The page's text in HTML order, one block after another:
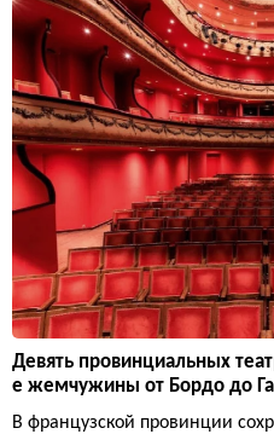
Девять провинциальных
е жемчужины от Бордо до
В французской провинции